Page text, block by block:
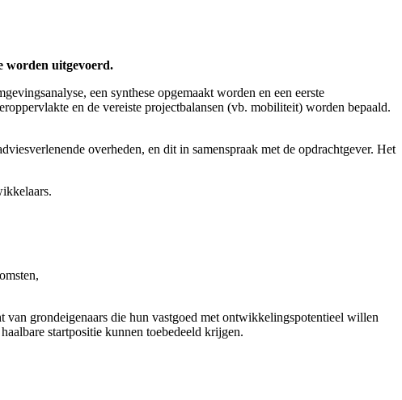
worden uitgevoerd.
een synthese opgemaakt worden en een eerste
en de vereiste projectbalansen (vb. mobiliteit) worden bepaald.
overheden, en dit in samenspraak met de opdrachtgever. Het
grondeigenaars die hun vastgoed met ontwikkelingspotentieel willen
startpositie kunnen toebedeeld krijgen.